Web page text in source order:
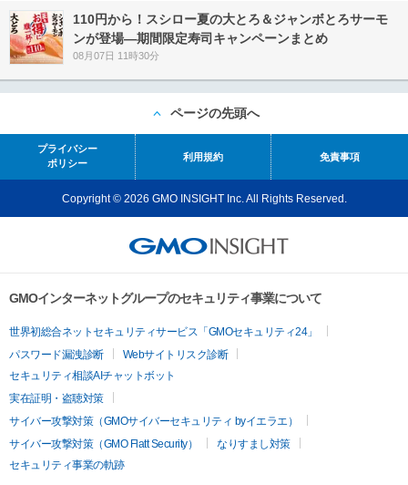
110円から！スシロー夏の大とろ＆ジャンボとろサーモ
ンが登場―期間限定寿司キャンペーンまとめ
08月07日 11時30分
ページの先頭へ
プライバシー
ポリシー
利用規約 免責事項
Copyright © 2026 GMO INSIGHT Inc. All Rights Reserved.
GMOインターネットグループのセキュリティ事業について
世界初総合ネットセキュリティサービス「GMOセキュリティ24」
パスワード漏洩診断
Webサイトリスク診断
セキュリティ相談AIチャットボット
実在証明・盗聴対策
サイバー攻撃対策（GMOサイバーセキュリティ byイエラエ）
サイバー攻撃対策（GMO Flatt Security）
なりすまし対策
セキュリティ事業の軌跡